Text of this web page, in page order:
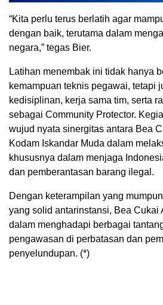
“Kita perlu terus berlatih agar
dengan baik, terutama dalam
negara,” tegas Bier.
Latihan menembak ini tidak hanya
kemampuan teknis pegawai, tetapi
kedisiplinan, kerja sama tim, serta
sebagai Community Protector.
wujud nyata sinergitas antara Bea
Kodam Iskandar Muda dalam
khususnya dalam menjaga
dan pemberantasan barang ilegal.
Dengan keterampilan yang
yang solid antarinstansi, Bea Cukai
dalam menghadapi berbagai
pengawasan di perbatasan dan
penyelundupan. (*)